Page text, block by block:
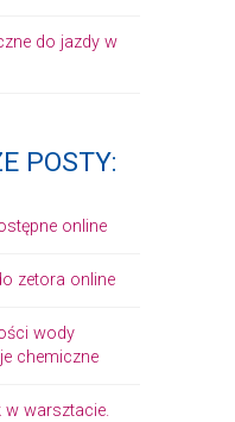
do jazdy w
POSTY:
online
zetora online
wody
chemiczne
warsztacie.